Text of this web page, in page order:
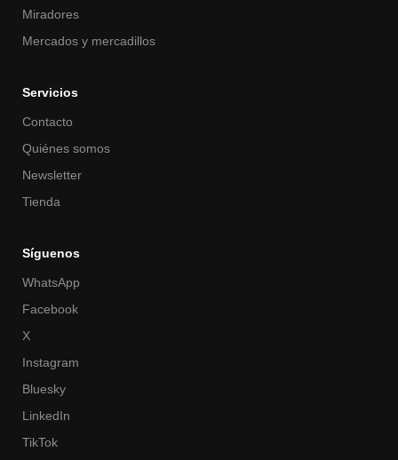
Miradores
Mercados y mercadillos
Servicios
Contacto
Quiénes somos
Newsletter
Tienda
Síguenos
WhatsApp
Facebook
X
Instagram
Bluesky
LinkedIn
TikTok